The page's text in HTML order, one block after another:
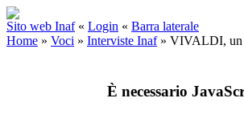
Sito web Inaf « Login « Barra laterale
Home » Voci » Interviste Inaf» VIVALDI, un
È necessario